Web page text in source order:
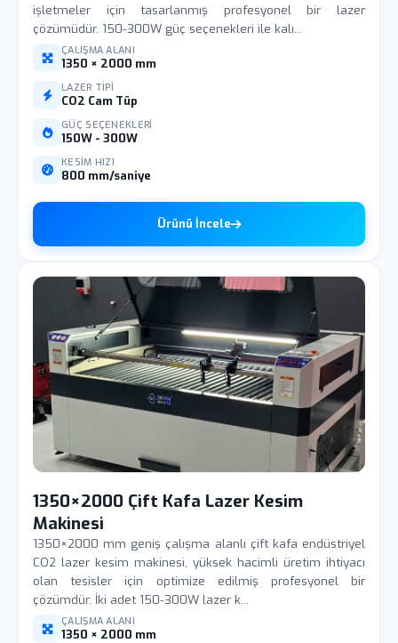
işletmeler için tasarlanmış profesyonel bir lazer
çözümüdür. 150-300W güç seçenekleri ile kalı...
ÇALIŞMA ALANI
1350 × 2000 mm
LAZER TIPI
CO2 Cam Tüp
GÜÇ SEÇENEKLERI
150W - 300W
KESIM HIZI
800 mm/saniye
Ürünü İncele
1350×2000 Çift Kafa Lazer Kesim
Makinesi
1350×2000 mm geniş çalışma alanlı çift kafa endüstriyel
CO2 lazer kesim makinesi, yüksek hacimli üretim ihtiyacı
olan tesisler için optimize edilmiş profesyonel bir
çözümdür. İki adet 150-300W lazer k...
ÇALIŞMA ALANI
1350 × 2000 mm